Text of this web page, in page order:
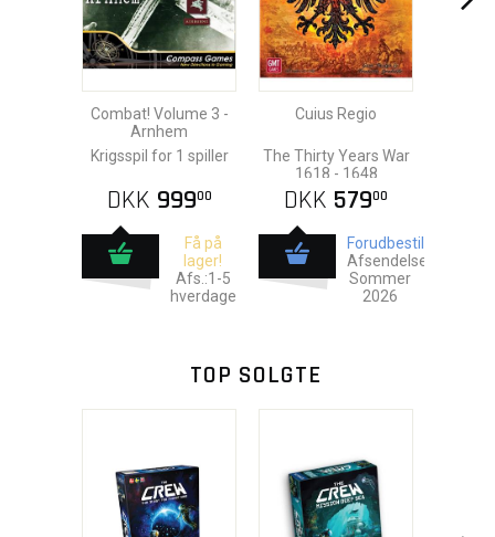
Combat! Volume 3 -
Arnhem
Krigsspil for 1 spiller
DKK 99900
Få på
lager!
Afs.:1-5
hverdage
Cuius Regio
The Thirty Years War
1618 - 1648
DKK 57900
Forudbestil
Afsendelse:
Sommer
2026
TOP SOLGTE